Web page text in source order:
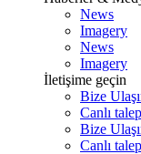
News
Imagery
News
Imagery
İletişime geçin
Bize
Canlı talep
Bize
Canlı talep